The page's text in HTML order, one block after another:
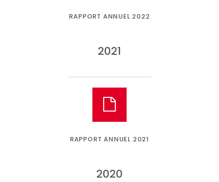
RAPPORT ANNUEL 2022
2021
RAPPORT ANNUEL 2021
2020